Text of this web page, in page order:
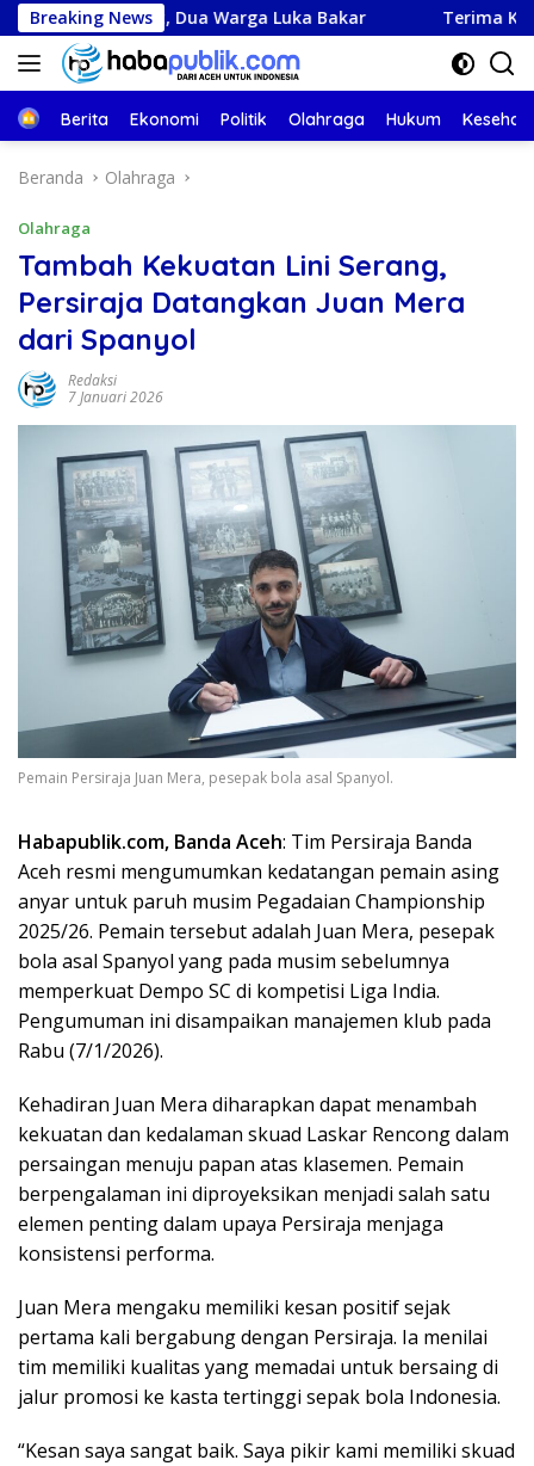
Langsung
ke
konten
Breaking News
Dua Warga Luka Bakar Terima Kunjungan Satgas
Beranda
Berita Ekonomi Politik Olahraga Hukum
Beranda Olahraga
Olahraga
Tambah Kekuatan Lini Serang,
Persiraja Datangkan Juan Mera
dari Spanyol
Redaksi
7 Januari 2026
Pemain Persiraja Juan Mera, pesepak bola asal Spanyol.
Habapublik.com, Banda Aceh: Tim Persiraja Banda
Aceh resmi mengumumkan kedatangan pemain asing
anyar untuk paruh musim Pegadaian Championship
2025/26. Pemain tersebut adalah Juan Mera, pesepak
bola asal Spanyol yang pada musim sebelumnya
memperkuat Dempo SC di kompetisi Liga India.
Pengumuman ini disampaikan manajemen klub pada
Rabu (7/1/2026).
Kehadiran Juan Mera diharapkan dapat menambah
kekuatan dan kedalaman skuad Laskar Rencong dalam
persaingan menuju papan atas klasemen. Pemain
berpengalaman ini diproyeksikan menjadi salah satu
elemen penting dalam upaya Persiraja menjaga
konsistensi performa.
Juan Mera mengaku memiliki kesan positif sejak
pertama kali bergabung dengan Persiraja. Ia menilai
tim memiliki kualitas yang memadai untuk bersaing di
jalur promosi ke kasta tertinggi sepak bola Indonesia.
“Kesan saya sangat baik. Saya pikir kami memiliki skuad